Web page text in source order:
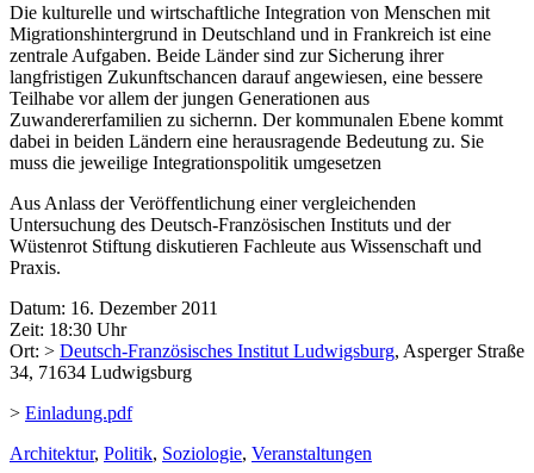
Die kulturelle und wirtschaftliche Integration von Menschen mit
Migrationshintergrund in Deutschland und in Frankreich ist eine
zentrale Aufgaben. Beide Länder sind zur Sicherung ihrer
langfristigen Zukunftschancen darauf angewiesen, eine bessere
Teilhabe vor allem der jungen Generationen aus
Zuwandererfamilien zu sichernn. Der kommunalen Ebene kommt
dabei in beiden Ländern eine herausragende Bedeutung zu. Sie
muss die jeweilige Integrationspolitik umgesetzen
Aus Anlass der Veröffentlichung einer vergleichenden
Untersuchung des Deutsch-Französischen Instituts und der
Wüstenrot Stiftung diskutieren Fachleute aus Wissenschaft und
Praxis.
Datum: 16. Dezember 2011
Zeit: 18:30 Uhr
Ort: > Deutsch-Französisches Institut Ludwigsburg, Asperger Straße
34, 71634 Ludwigsburg
> Einladung.pdf
Architektur, Politik, Soziologie, Veranstaltungen